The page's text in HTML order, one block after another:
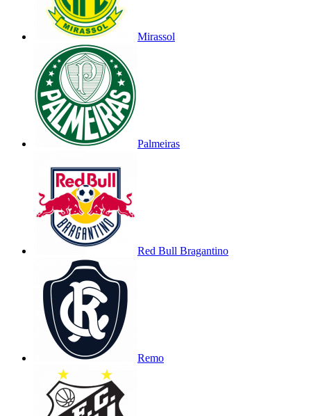
Mirassol
Palmeiras
Red Bull Bragantino
Remo